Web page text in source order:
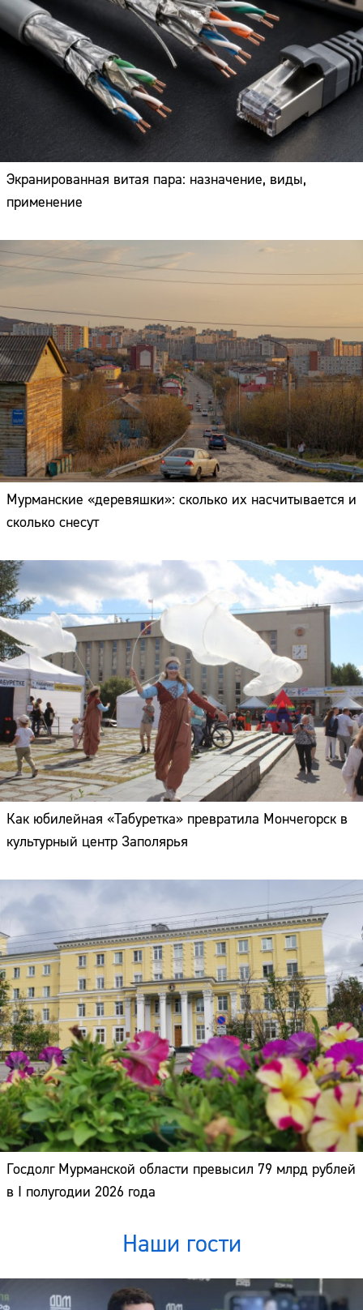
Экранированная витая пара: назначение, виды,
применение
Мурманские «деревяшки»: сколько их насчитывается и
сколько снесут
Как юбилейная «Табуретка» превратила Мончегорск в
культурный центр Заполярья
Госдолг Мурманской области превысил 79 млрд рублей
в I полугодии 2026 года
Наши гости